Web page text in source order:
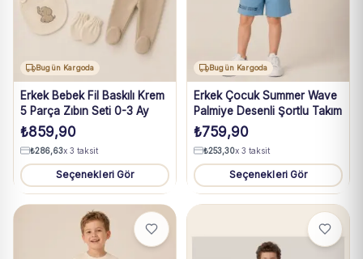
Bugün Kargoda
Erkek Bebek Fil Baskılı Krem
5 Parça Zıbın Seti 0-3 Ay
₺859,90
₺286,63x 3 taksit
Seçenekleri Gör
Bugün Kargoda
Erkek Çocuk Summer Wave
Palmiye Desenli Şortlu Takım
₺759,90
₺253,30x 3 taksit
Seçenekleri Gör